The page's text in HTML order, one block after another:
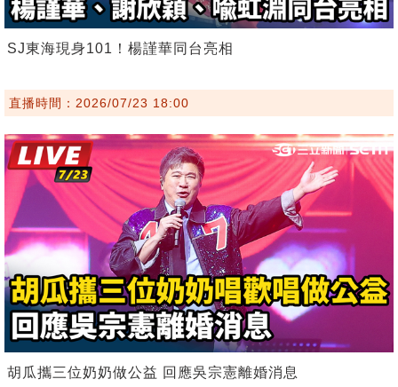
SJ東海現身101！楊謹華同台亮相
直播時間：2026/07/23 18:00
胡瓜攜三位奶奶做公益 回應吳宗憲離婚消息